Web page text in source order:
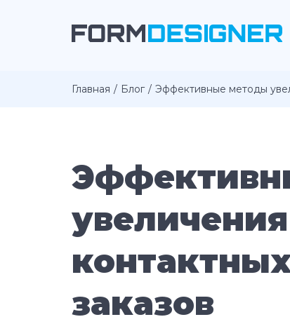
Главная Блог Эффективные методы
заказов